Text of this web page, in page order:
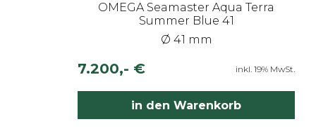
OMEGA Seamaster Aqua Terra
Summer Blue 41
Ø 41 mm
7.200,- € inkl. 19% MwSt.
in den Warenkorb